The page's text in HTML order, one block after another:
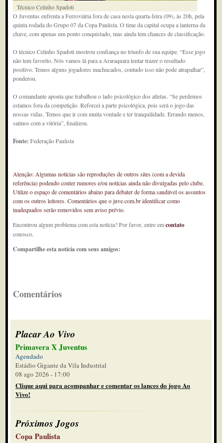
Técnico Celinho Spadoti
O Juventus enfrenta a Ferroviária fora de casa nesta quarta-feira (09), às 20h, pela
quinta rodada do Grupo 07 da Copa Paulista. O time da capital ocupa a lanterna da
chave, com apenas um ponto conquistado, mas ainda tem chances de classificação.
O técnico Celinho Spadoti mostrou confiança no triunfo de sua equipe. “Esse jogo
não tem favorito. Nós vamos lá para a Araraquara tentar trazer o resultado
positivo. Temos alguns jogadores machucados, contudo isso não pode atrapalhar”,
ponderou.
O comandante aponta que trabalhou o lado psicológico dos atletas. “Se perdemos
estamos fora da competição. Reforcei a parte psicológica, pois será o jogo das
nossas vidas. Temos que ir com muita vontade e ter tranquilidade. Errando menos,
saímos com a vitória”, finalizou.
Fonte:Federação Paulista
Atenção: Algumas notícias são reproduções de outros sites (com a devida
referência) podendo conter rumores e/ou notícias ainda não divulgadas pelo clube.
Utilize o espaço de comentários abaixo para debater de forma saudável os assuntos
com os outros leitores. Comentários que o juve.com.br identificar como
inadequados serão removidos sem aviso prévio.
Encontrou algum problema com esta notícia? Por favor, entre emcontato
conosco.
Compartilhe esta notícia com seus amigos:
Comentários
Placar Ao Vivo
Primavera X Juventus
Agendado
Estádio Gigante da Vila Industrial
08 ago 2026 - 17:00
Clique aqui para acompanhar e comentar os lances do jogo Ao
Vivo!
Próximos Jogos
Copa Paulista